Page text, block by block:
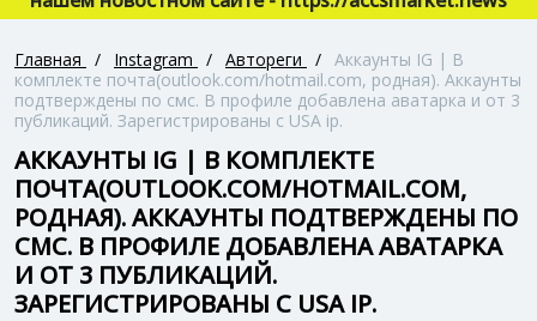
Главная / Instagram / Автореги / Аккаунты IG | В
комплекте почта(outlook.com/hotmail.com, родная). Аккаунты
подтверждены по смс. В профиле добавлена аватарка и от 3
публикаций. Зарегистрированы с USA ip.
АККАУНТЫ IG | В КОМПЛЕКТЕ
ПОЧТА(OUTLOOK.COM/HOTMAIL.COM,
РОДНАЯ). АККАУНТЫ ПОДТВЕРЖДЕНЫ ПО
СМС. В ПРОФИЛЕ ДОБАВЛЕНА АВАТАРКА
И ОТ 3 ПУБЛИКАЦИЙ.
ЗАРЕГИСТРИРОВАНЫ С USA IP.